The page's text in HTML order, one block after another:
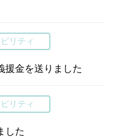
リティ
援金を送りました
リティ
した